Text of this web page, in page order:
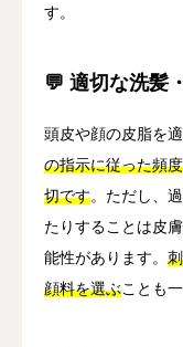
す。
💬 適切な洗髪
頭皮や顔の皮脂を
の指示に従った頻
切です。ただし、
たりすることは皮
能性があります。
顔料を選ぶことも